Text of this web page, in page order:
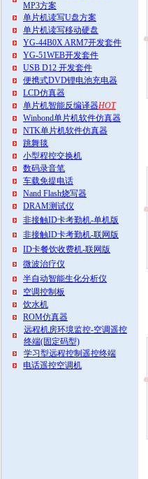
MP3方案
单片机读写U盘方案
单片机读写移动硬盘
YG-44B0X ARM7开发套件
YG-51WEB开发套件
USB D12 开发套件
便携式DVD锂电池充电器
LCD仿真器
单片机智能反编译器HOT
Winbond单片机软件仿真器
NTK单片机软件仿真器
跳舞毯
小型程控交换机
数码录音笔
车载免提电话
Nand Flash烧写器
DRAM测试仪
非接触ID卡考勤机-单机版
非接触ID卡考勤机-联网版
ID卡餐饮收费机-联网版
微波治疗仪
半自动智能生化分析仪
空调控制板
饮水机
ROM仿真器
远程机房环境监控-空调遥控
终端(固定码型)
学习型远程控制遥控终端
电话遥控空调机